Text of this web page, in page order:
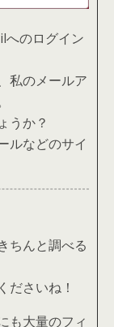
へのログイン
私のメールア
うか？
ルなどのサイ
ちんと調べる
ださいね！
も大量のフィ